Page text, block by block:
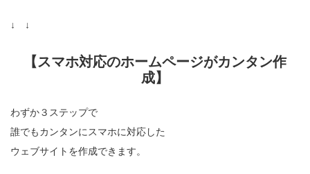
↓ ↓
【スマホ対応のホームページがカンタン作
成】
わずか３ステップで
誰でもカンタンにスマホに対応した
ウェブサイトを作成できます。